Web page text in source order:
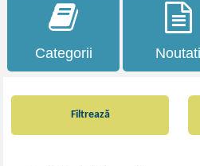
Categorii Noutati
Filtrează